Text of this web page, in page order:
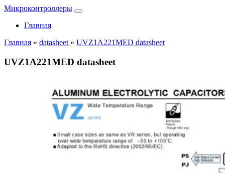
Микроконтроллеры
Главная
Главная » datasheet » UVZ1A221MED datasheet
UVZ1A221MED datasheet